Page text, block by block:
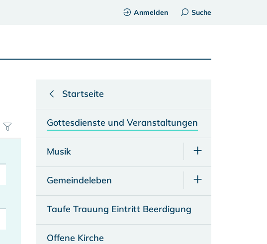
Anmelden Suche
Startseite
Gottesdienste und Veranstaltungen
Musik
Gemeindeleben
Taufe Trauung Eintritt Beerdigung
Offene Kirche